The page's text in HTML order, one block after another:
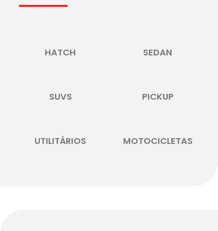
HATCH SEDAN
SUVS PICKUP
UTILITÁRIOS MOTOCICLETAS